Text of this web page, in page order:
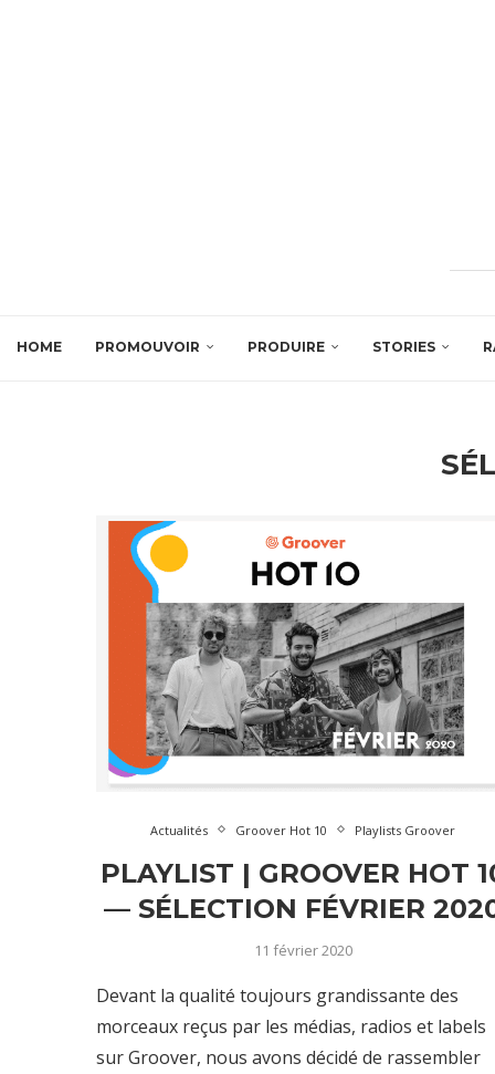
HOME PROMOUVOIR PRODUIRE STORIES
Actualités Groover Hot 10 Playlists Groover
PLAYLIST | GROOVER HOT
— SÉLECTION FÉVRIER
11 février 2020
Devant la qualité toujours grandissante des
morceaux reçus par les médias, radios et labels
sur Groover, nous avons décidé de rassembler